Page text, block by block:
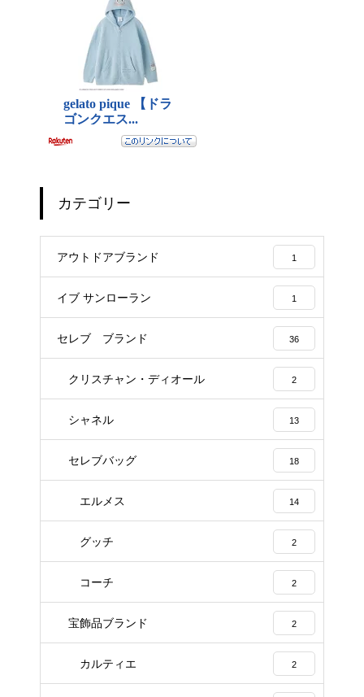
カテゴリー
アウトドアブランド 1
イブ サンローラン 1
セレブ ブランド 36
クリスチャン・ディオール 2
シャネル 13
セレブバッグ 18
エルメス 14
グッチ 2
コーチ 2
宝飾品ブランド 2
カルティエ 2